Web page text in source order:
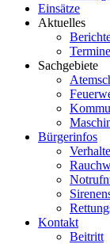
Einsätze
Aktuelles
Termine
Sachgebiete
Bürgerinfos
Kontakt
Beitritt